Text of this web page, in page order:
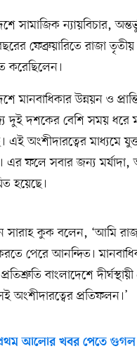
সামাজিক ন্যায়বিচার,
ফেব্রুয়ারিতে রাজা
করেছিলেন।
মানবাধিকার উন্নয়ন ও
দুই দশকের বেশি সময় ধরে
এই অংশীদারত্বের মাধ্যমে
এর ফলে সবার জন্য মর্যাদা,
হয়েছে।
সারাহ কুক বলেন, ‘আমি
পেরে আনন্দিত।
প্রতিশ্রুতি বাংলাদেশে
অংশীদারত্বের প্রতিফলন।’
আলোর খবর পেতে